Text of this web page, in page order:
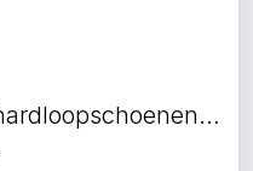
Altra Experience Form hardloopschoenen groen